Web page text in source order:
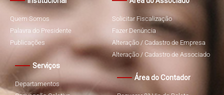
Quem Somos
Palavra do Presidente
Publicações
Serviços
Departamentos
Solicitar Fiscalização
Fazer Denúncia
Alteração / Cadastro de Empresa
Alteração / Cadastro de Associado
Área do Contador